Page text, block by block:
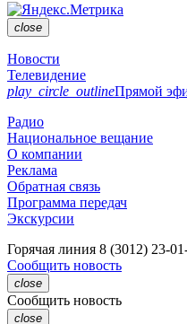
close
Новости
Телевидение
play_circle_outlineПрямой
Радио
Национальное вещание
О компании
Реклама
Обратная связь
Программа передач
Экскурсии
Горячая линия 8 (3012) 23-
Сообщить новость
close
Сообщить новость
close